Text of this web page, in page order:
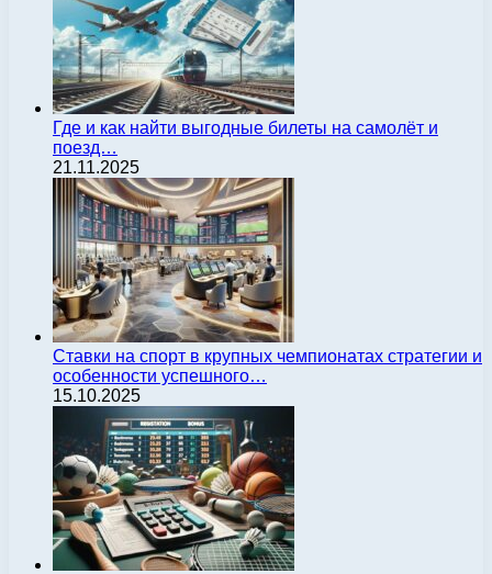
Где и как найти выгодные билеты на самолёт и
поезд…
21.11.2025
Ставки на спорт в крупных чемпионатах стратегии и
особенности успешного…
15.10.2025